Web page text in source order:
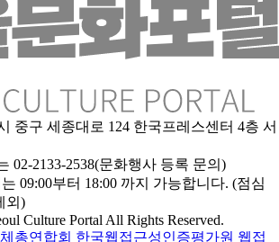
중구 세종대로 124 한국프레스센터 4층 서
02-2133-2538(문화행사 등록 문의)
09:00부터 18:00 까지 가능합니다. (점심
외)
Culture Portal All Rights Reserved.